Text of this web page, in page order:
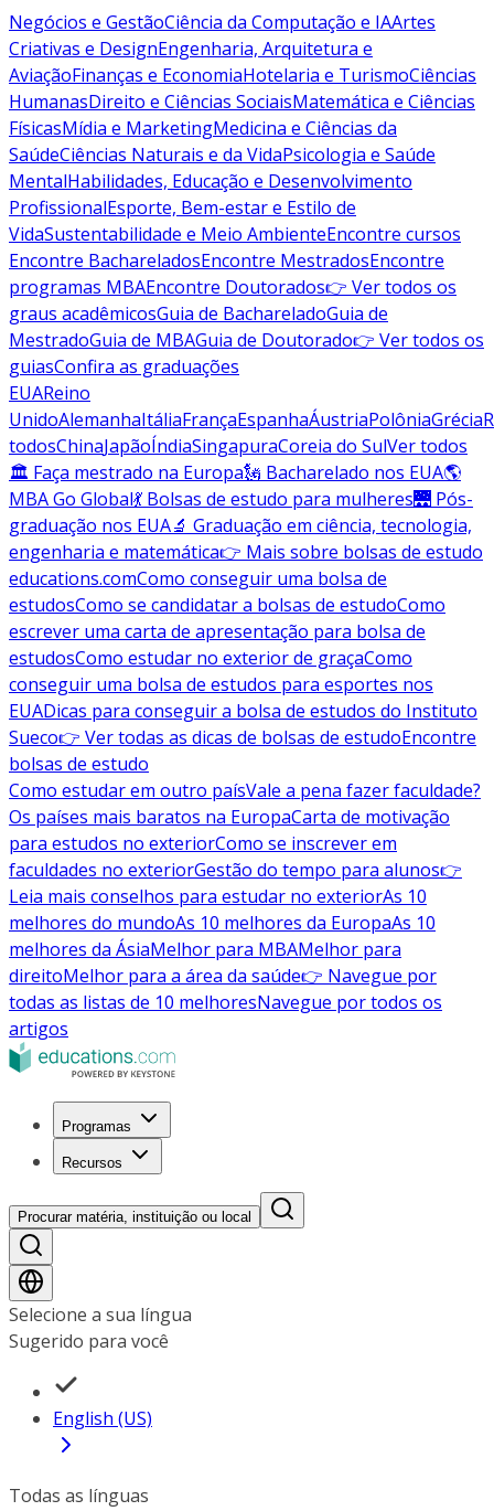
Negócios e GestãoCiência da Computação e IAArtes
Criativas e DesignEngenharia, Arquitetura e
AviaçãoFinanças e EconomiaHotelaria e TurismoCiências
HumanasDireito e Ciências SociaisMatemática e Ciências
FísicasMídia e MarketingMedicina e Ciências da
SaúdeCiências Naturais e da VidaPsicologia e Saúde
MentalHabilidades, Educação e Desenvolvimento
ProfissionalEsporte, Bem-estar e Estilo de
VidaSustentabilidade e Meio AmbienteEncontre cursos
Encontre BachareladosEncontre MestradosEncontre
programas MBAEncontre Doutorados👉 Ver todos os
graus acadêmicosGuia de BachareladoGuia de
MestradoGuia de MBAGuia de Doutorado👉 Ver todos os
guiasConfira as graduações
EUAReino
UnidoAlemanhaItáliaFrançaEspanhaÁustriaPolôniaGrécia
todosChinaJapãoÍndiaSingapuraCoreia do SulVer todos
🏛 Faça mestrado na Europa🗽 Bacharelado nos EUA🌎
MBA Go Global💃 Bolsas de estudo para mulheres🌉 Pós-
graduação nos EUA🔬 Graduação em ciência, tecnologia,
engenharia e matemática👉 Mais sobre bolsas de estudo
educations.comComo conseguir uma bolsa de
estudosComo se candidatar a bolsas de estudoComo
escrever uma carta de apresentação para bolsa de
estudosComo estudar no exterior de graçaComo
conseguir uma bolsa de estudos para esportes nos
EUADicas para conseguir a bolsa de estudos do Instituto
Sueco👉 Ver todas as dicas de bolsas de estudoEncontre
bolsas de estudo
Como estudar em outro paísVale a pena fazer faculdade?
Os países mais baratos na EuropaCarta de motivação
para estudos no exteriorComo se inscrever em
faculdades no exteriorGestão do tempo para alunos👉
Leia mais conselhos para estudar no exteriorAs 10
melhores do mundoAs 10 melhores da EuropaAs 10
melhores da ÁsiaMelhor para MBAMelhor para
direitoMelhor para a área da saúde👉 Navegue por
todas as listas de 10 melhoresNavegue por todos os
artigos
Programas
Recursos
Procurar matéria, instituição ou local
Selecione a sua língua
Sugerido para você
English (US)
Todas as línguas